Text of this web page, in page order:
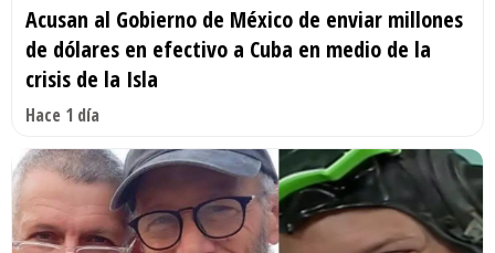
Acusan al Gobierno de México de enviar millones
de dólares en efectivo a Cuba en medio de la
crisis de la Isla
Hace 1 día